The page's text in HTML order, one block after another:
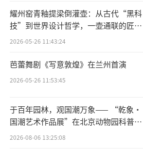
“金秋之时，燥气当令”
循“养阴防燥，润肺益胃，
则，适当多食甘、淡、滋润
辣，以防咽干口燥，而润燥
当为首选。常吃萝卜、冬瓜、
豆类、海带、紫菜、银耳、
既能生津止渴、润肺清心，又
整血压，静心安神。（记者周
陈玲玲）
耀州窑青釉提梁倒灌壶：从古代“黑科
技”到世界设计哲学，一壶通联的匠心
宇宙
2026-05-26 11:43:24
芭蕾舞剧《写意敦煌》在兰州首演
2026-05-26 11:53:45
于百年园林，观国潮万象—— “乾象·
国潮艺术作品展”在北京动物园科普馆
机动展厅开展
2026-08-06 13:25:08